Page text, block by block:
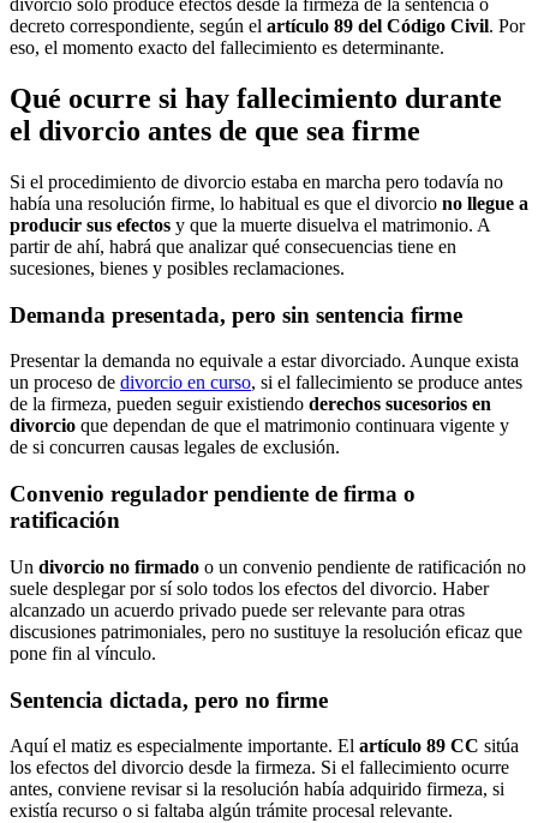
divorcio solo produce efectos desde la firmeza de la sentencia o
decreto correspondiente, según el artículo 89 del Código Civil. Por
eso, el momento exacto del fallecimiento es determinante.
Qué ocurre si hay fallecimiento durante
el divorcio antes de que sea firme
Si el procedimiento de divorcio estaba en marcha pero todavía no
había una resolución firme, lo habitual es que el divorcio no llegue a
producir sus efectos y que la muerte disuelva el matrimonio. A
partir de ahí, habrá que analizar qué consecuencias tiene en
sucesiones, bienes y posibles reclamaciones.
Demanda presentada, pero sin sentencia firme
Presentar la demanda no equivale a estar divorciado. Aunque exista
un proceso de divorcio en curso, si el fallecimiento se produce antes
de la firmeza, pueden seguir existiendo derechos sucesorios en
divorcio que dependan de que el matrimonio continuara vigente y
de si concurren causas legales de exclusión.
Convenio regulador pendiente de firma o
ratificación
Un divorcio no firmado o un convenio pendiente de ratificación no
suele desplegar por sí solo todos los efectos del divorcio. Haber
alcanzado un acuerdo privado puede ser relevante para otras
discusiones patrimoniales, pero no sustituye la resolución eficaz que
pone fin al vínculo.
Sentencia dictada, pero no firme
Aquí el matiz es especialmente importante. El artículo 89 CC sitúa
los efectos del divorcio desde la firmeza. Si el fallecimiento ocurre
antes, conviene revisar si la resolución había adquirido firmeza, si
existía recurso o si faltaba algún trámite procesal relevante.